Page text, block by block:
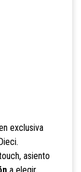
exclusiva
asiento